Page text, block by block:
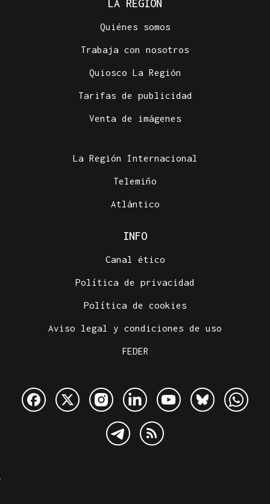
LA REGIÓN
Quiénes somos
Trabaja con nosotros
Quiosco La Región
Tarifas de publicidad
Venta de imágenes
La Región Internacional
Telemiño
Atlántico
INFO
Canal ético
Política de privacidad
Política de cookies
Aviso legal y condiciones de uso
FEDER